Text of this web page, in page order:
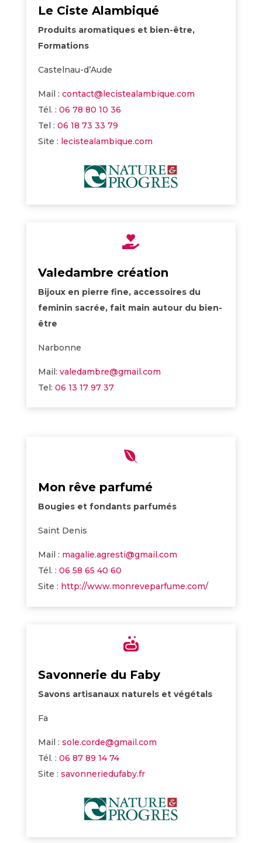
Le Ciste Alambiqué
Produits aromatiques et bien-être,
Formations
Castelnau-d’Aude
Mail : contact@lecistealambique.com
Tél. : 06 78 80 10 36
Tel : 06 18 73 33 79
Site : lecistealambique.com

Valedambre création
Bijoux en pierre fine, accessoires du
feminin sacrée, fait main autour du bien-
être
Narbonne
Mail: valedambre@gmail.com
Tel: 06 13 17 97 37

Mon rêve parfumé
Bougies et fondants parfumés
Saint Denis
Mail : magalie.agresti@gmail.com
Tél. : 06 58 65 40 60
Site : http://www.monreveparfume.com/

Savonnerie du Faby
Savons artisanaux naturels et végétals
Fa
Mail : sole.corde@gmail.com
Tél. : 06 87 89 14 74
Site : savonneriedufaby.fr